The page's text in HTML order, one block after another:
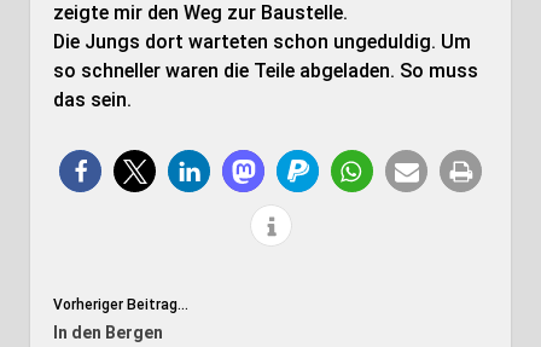
zeigte mir den Weg zur Baustelle.
Die Jungs dort warteten schon ungeduldig. Um
so schneller waren die Teile abgeladen. So muss
das sein.
Vorheriger Beitrag...
In den Bergen